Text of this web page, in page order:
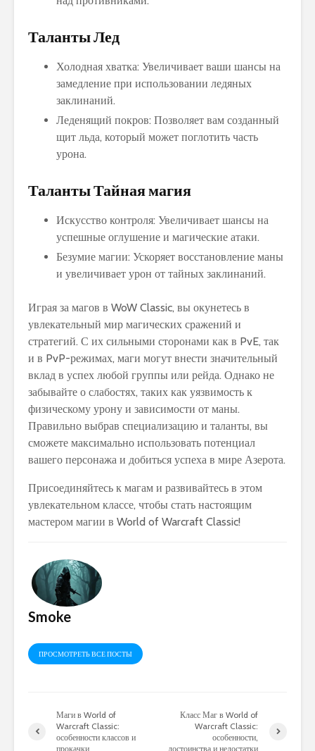
Таланты Лед
Холодная хватка: Увеличивает ваши шансы на
замедление при использовании ледяных
заклинаний.
Леденящий покров: Позволяет вам созданный
щит льда, который может поглотить часть
урона.
Таланты Тайная магия
Искусство контроля: Увеличивает шансы на
успешные оглушение и магические атаки.
Безумие магии: Ускоряет восстановление маны
и увеличивает урон от тайных заклинаний.
Играя за магов в WoW Classic, вы окунетесь в
увлекательный мир магических сражений и
стратегий. С их сильными сторонами как в PvE, так
и в PvP-режимах, маги могут внести значительный
вклад в успех любой группы или рейда. Однако не
забывайте о слабостях, таких как уязвимость к
физическому урону и зависимости от маны.
Правильно выбрав специализацию и таланты, вы
сможете максимально использовать потенциал
вашего персонажа и добиться успеха в мире Азерота.
Присоединяйтесь к магам и развивайтесь в этом
увлекательном классе, чтобы стать настоящим
мастером магии в World of Warcraft Classic!
Smoke
ПРОСМОТРЕТЬ ВСЕ ПОСТЫ
Маги в World of
Warcraft Classic:
особенности классов и
прокачки
Класс Маг в World of
Warcraft Classic:
особенности,
достоинства и недостатки